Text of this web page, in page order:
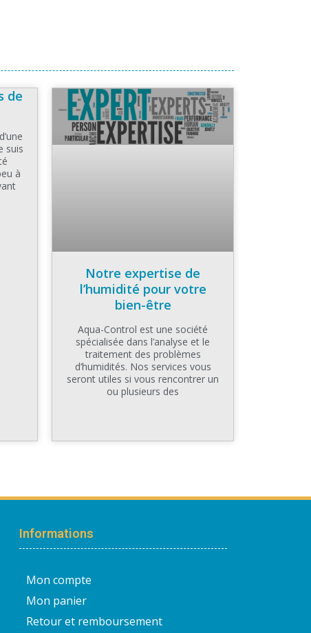
de
suis
à
Notre expertise de
l’humidité pour votre
bien-être
Aqua-Control est une société
spécialisée dans l’analyse et le
traitement des problèmes
d’humidités. Nos services vous
seront utiles si vous rencontrer un
ou plusieurs des
Informations
Mon compte
Mon panier
Retour et remboursement